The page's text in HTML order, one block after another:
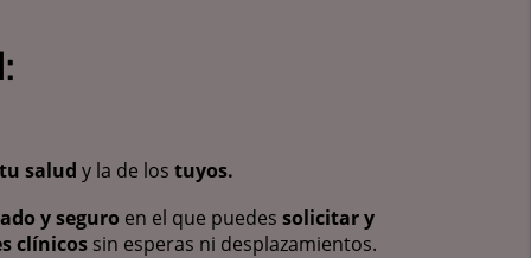
tu salud y la de los tuyos.
y seguro en el que puedes solicitar y
clínicos sin esperas ni desplazamientos.